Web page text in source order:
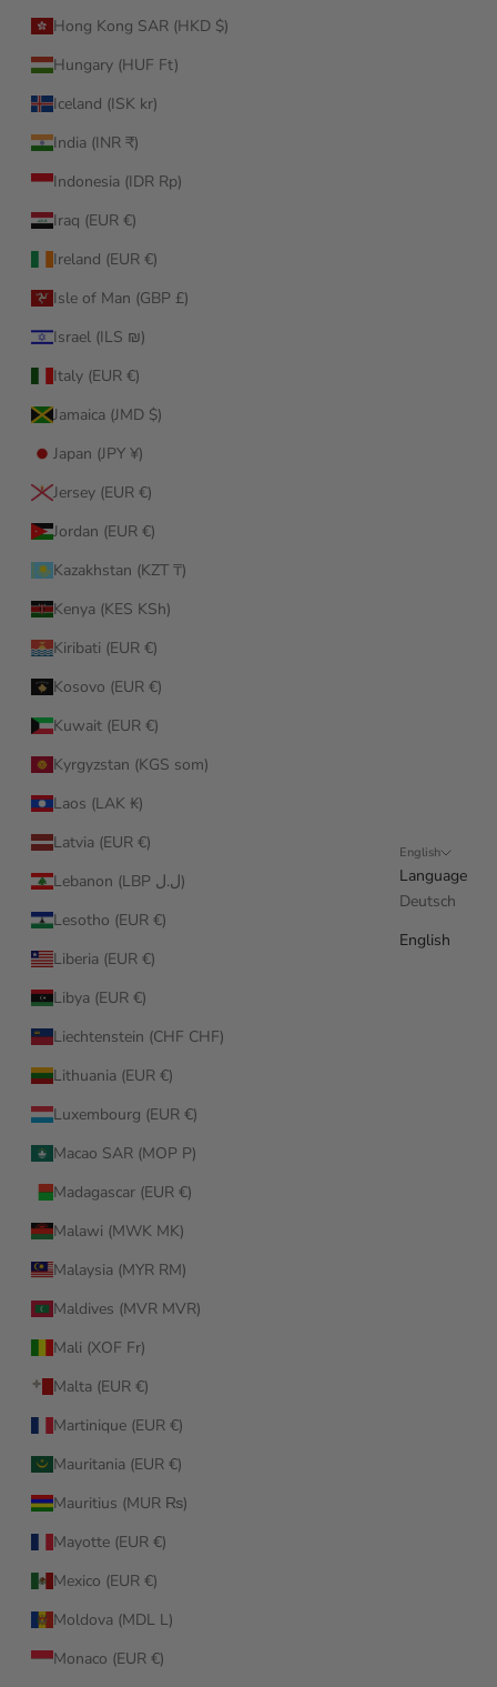
Hong Kong SAR (HKD $)
Hungary (HUF Ft)
Iceland (ISK kr)
India (INR ₹)
Indonesia (IDR Rp)
Iraq (EUR €)
Ireland (EUR €)
Isle of Man (GBP £)
Israel (ILS ₪)
Italy (EUR €)
Jamaica (JMD $)
Japan (JPY ¥)
Jersey (EUR €)
Jordan (EUR €)
Kazakhstan (KZT ₸)
Kenya (KES KSh)
Kiribati (EUR €)
Kosovo (EUR €)
Kuwait (EUR €)
Kyrgyzstan (KGS som)
Laos (LAK ₭)
Latvia (EUR €)
Lebanon (LBP ل.ل)
Lesotho (EUR €)
Liberia (EUR €)
Libya (EUR €)
Liechtenstein (CHF CHF)
Lithuania (EUR €)
Luxembourg (EUR €)
Macao SAR (MOP P)
Madagascar (EUR €)
Malawi (MWK MK)
Malaysia (MYR RM)
Maldives (MVR MVR)
Mali (XOF Fr)
Malta (EUR €)
Martinique (EUR €)
Mauritania (EUR €)
Mauritius (MUR ₨)
Mayotte (EUR €)
Mexico (EUR €)
Moldova (MDL L)
Monaco (EUR €)
English
Language
Deutsch
English